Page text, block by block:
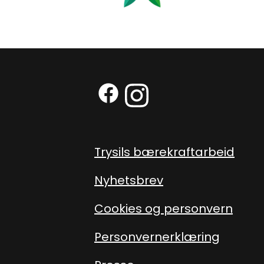
Trysils bærekraftarbeid
Nyhetsbrev
Cookies og personvern
Personvernerklæring